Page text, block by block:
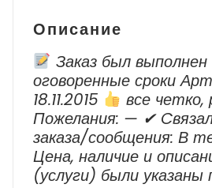
Описание
Заказ был
оговоренные сроки
18.11.2015
все
Пожелания: — ✔
заказа/сообщения: В
Цена, наличие и
(услуги) были указаны